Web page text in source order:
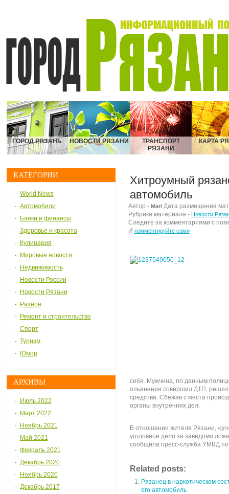
ГОРОД РЯЗАНЬ НОВОСТИ РЯЗАНИ
ТРАНСПОРТ
РЯЗАНИ
КАРТА
КАТЕГОРИИ
World News
Автомобили
Банки и финансы
Здоровье и красота
Кулинария
Мировые новости
Недвижимость
Новости России
Новости Рязани
Разное
Ремонт и строительство
Спорт
Туризм
Юмор
АРХИВЫ
Июль 2022
Март 2022
Ноябрь 2021
Май 2021
Февраль 2021
Декабрь 2020
Ноябрь 2020
Декабрь 2017
Хитроумный
автомобиль
Автор - MariДата размещения
Рубрика материала - Новости
Следите за комментариями с
И комментируйте сами
себя. Мужчина, по данным
опьянения совершил ДТП, решил
средства. Сбежав с места
органы внутренних дел.
В отношении жителя Рязани,
уголовное дело за заведомо
сообщила пресс-служба УМВД по
Related posts:
Рязанец в наркотическом
его автомобиль